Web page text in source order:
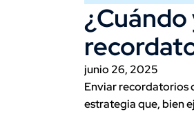
junio 26, 2025
Enviar recordatorios
estrategia que, bien